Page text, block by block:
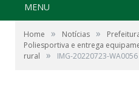
MENU
Home » Notícias »
Poliesportiva e entrega
rural
» IMG-20220723-WA0056